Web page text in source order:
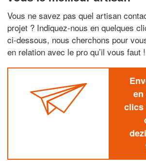
Vous ne savez pas quel artisan
projet ? Indiquez-nous en quelques
ci-dessous, nous cherchons pour
en relation avec le pro qu’il vous faut !
clics